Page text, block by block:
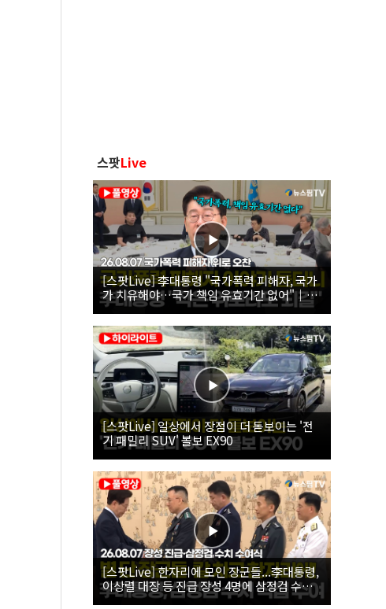
스팟Live
[스팟Live] 李대통령 "국가폭력 피해자, 국가
가 치유해야…국가 책임 유효기간 없어"｜
26.08.07 국가폭력 피해자 위로 오찬
[스팟Live] 일상에서 장점이 더 돋보이는 '전
기 패밀리 SUV' 볼보 EX90
[스팟Live] 한자리에 모인 장군들...李대통령,
이상렬 대장 등 진급 장성 4명에 삼정검 수치
직접 수여｜26.08.07 장성 진급·삼정검 수치